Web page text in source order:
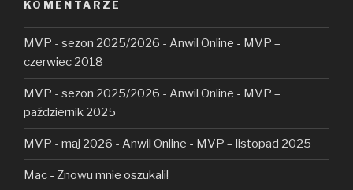
KOMENTARZE
MVP - sezon 2025/2026 - Anwil Online - MVP –
czerwiec 2018
MVP - sezon 2025/2026 - Anwil Online - MVP –
październik 2025
MVP - maj 2026 - Anwil Online - MVP – listopad 2025
Mac - Znowu mnie oszukali!